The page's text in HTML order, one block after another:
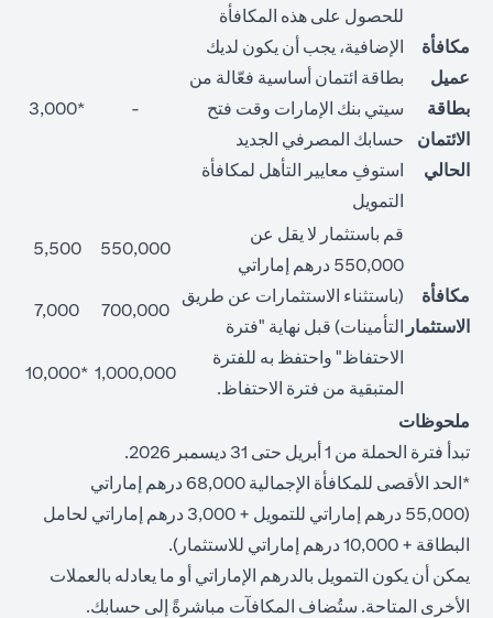
مكافأة
عميل
بطاقة
الائتمان
الحالي
للحصول على هذه المكافأة
الإضافية، يجب أن يكون لديك
بطاقة ائتمان أساسية فعّالة من
سيتي بنك الإمارات وقت فتح
حسابك المصرفي الجديد
استوفِ معايير التأهل لمكافأة
التمويل
-
*3,000
مكافأة
الاستثمار
قم باستثمار لا يقل عن
550,000 درهم إماراتي
(باستثناء الاستثمارات عن طريق
التأمينات) قبل نهاية "فترة
الاحتفاظ" واحتفظ به للفترة
المتبقية من فترة الاحتفاظ.
550,000
5,500
700,000
7,000
1,000,000
*10,000
ملحوظات
تبدأ فترة الحملة من 1 أبريل حتى 31 ديسمبر 2026.
*الحد الأقصى للمكافأة الإجمالية 68,000 درهم إماراتي
(55,000 درهم إماراتي للتمويل + 3,000 درهم إماراتي لحامل
البطاقة + 10,000 درهم إماراتي للاستثمار).
يمكن أن يكون التمويل بالدرهم الإماراتي أو ما يعادله بالعملات
الأخرى المتاحة. ستُضاف المكافآت مباشرةً إلى حسابك.